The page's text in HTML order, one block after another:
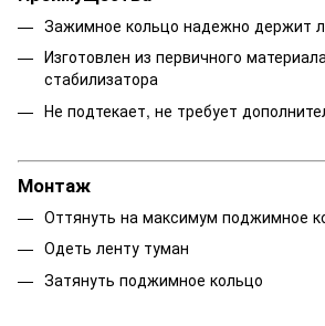
Зажимное кольцо надежно держит
Изготовлен из первичного
стабилизатора
Не подтекает, не требует
Монтаж
Оттянуть на максимум поджимное
Одеть ленту туман
Затянуть поджимное кольцо